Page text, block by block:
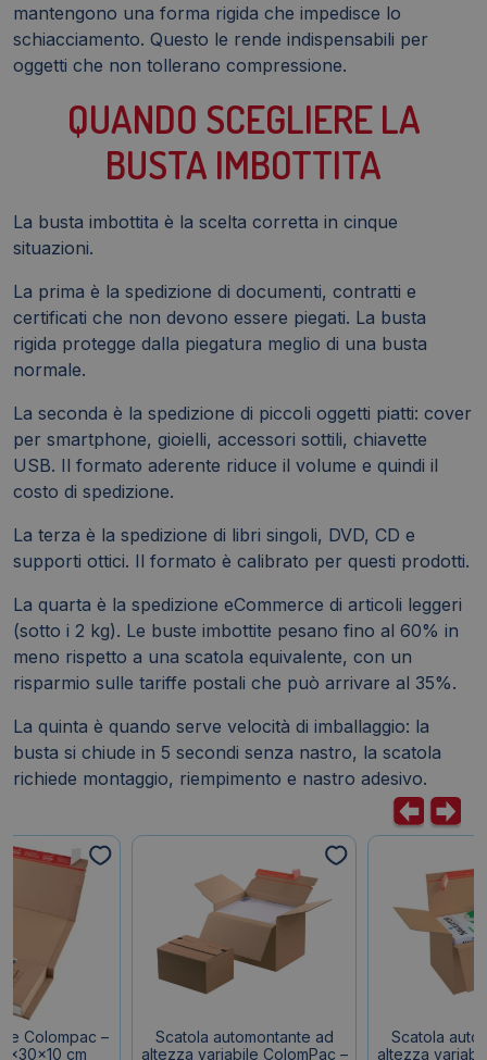
mantengono una forma rigida che impedisce lo
schiacciamento. Questo le rende indispensabili per
oggetti che non tollerano compressione.
QUANDO SCEGLIERE LA
BUSTA IMBOTTITA
La busta imbottita è la scelta corretta in cinque
situazioni.
La prima è la spedizione di documenti, contratti e
certificati che non devono essere piegati. La busta
rigida protegge dalla piegatura meglio di una busta
normale.
La seconda è la spedizione di piccoli oggetti piatti: cover
per smartphone, gioielli, accessori sottili, chiavette
USB. Il formato aderente riduce il volume e quindi il
costo di spedizione.
La terza è la spedizione di libri singoli, DVD, CD e
supporti ottici. Il formato è calibrato per questi prodotti.
La quarta è la spedizione eCommerce di articoli leggeri
(sotto i 2 kg). Le buste imbottite pesano fino al 60% in
meno rispetto a una scatola equivalente, con un
risparmio sulle tariffe postali che può arrivare al 35%.
La quinta è quando serve velocità di imballaggio: la
busta si chiude in 5 secondi senza nastro, la scatola
richiede montaggio, riempimento e nastro adesivo.
Colompac –
cm
Scatola automontante ad
altezza variabile ColomPac –
Scatola
altezza